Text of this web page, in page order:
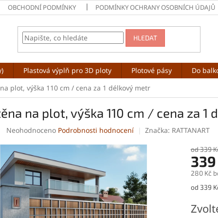
OBCHODNÍ PODMÍNKY PODMÍNKY OCHRANY OSOBNÍCH ÚDAJŮ
HLEDAT
Plastová výplň pro 3D ploty Plotové pásy Do
plot, výška 110 cm / cena za 1 délkový metr
na plot, výška 110 cm / cena za 1
Průměrné
je
0,0
z
5
hvězdiček.
Neohodnoceno Podrobnosti hodnocení Značka: RATTANART
od 339
280 Kč
Měrná
od 339